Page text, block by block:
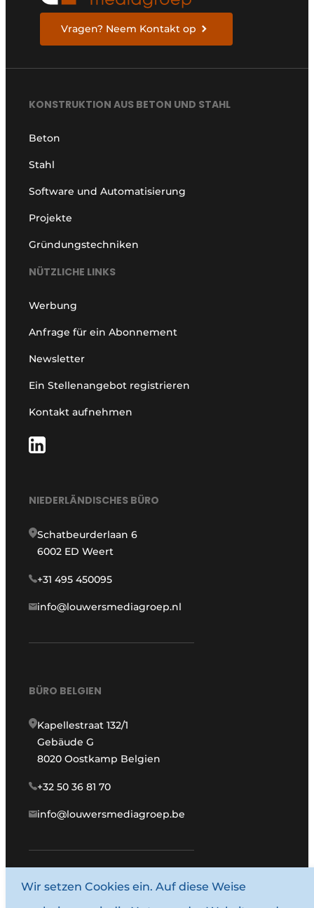
Vragen? Neem Kontakt op
KONSTRUKTION AUS BETON UND STAHL
Beton
Stahl
Software und Automatisierung
Projekte
Gründungstechniken
NÜTZLICHE LINKS
Werbung
Anfrage für ein Abonnement
Newsletter
Ein Stellenangebot registrieren
Kontakt aufnehmen
NIEDERLÄNDISCHES BÜRO
Schatbeurderlaan 6
6002 ED Weert
+31 495 450095
info@louwersmediagroep.nl
BÜRO BELGIEN
Kapellestraat 132/1
Gebäude G
8020 Oostkamp Belgien
+32 50 36 81 70
info@louwersmediagroep.be
www.louwersmediagroep.com
Wir setzen Cookies ein. Auf diese Weise